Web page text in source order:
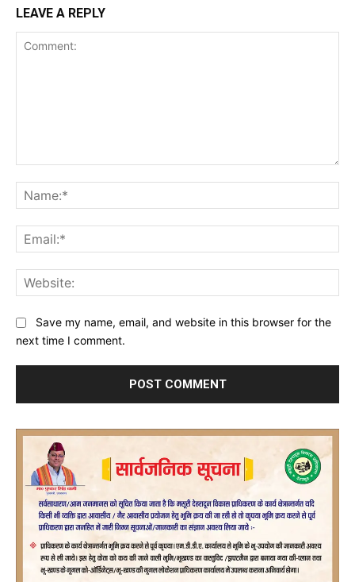
LEAVE A REPLY
Save my name, email, and website in this browser for the
next time I comment.